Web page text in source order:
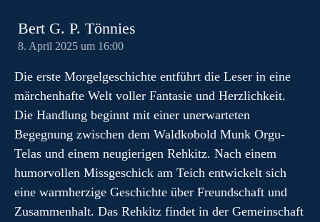
Bert G. P. Tönnies
8. April 2025 um 16:00
Die erste Morgelgeschichte entführt die Leser in eine
märchenhafte Welt voller Fantasie und Herzlichkeit.
Die Handlung beginnt mit einer unerwarteten
Begegnung zwischen dem Waldkobold Munk Orgu-
Telas und einem neugierigen Rehkitz. Nach einem
humorvollen Missgeschick am Teich entwickelt sich
eine warmherzige Geschichte über Freundschaft und
Zusammenhalt. Das Rehkitz findet in der Gemeinschaft